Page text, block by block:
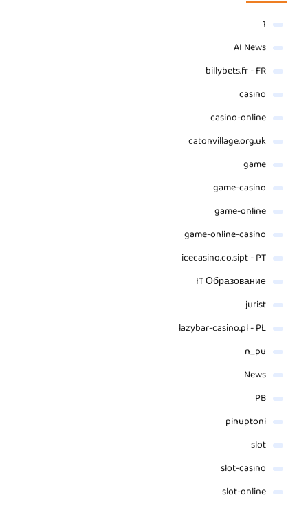
1
AI News
billybets.fr - FR
casino
casino-online
catonvillage.org.uk
game
game-casino
game-online
game-online-casino
icecasino.co.sipt - PT
IT Образование
jurist
lazybar-casino.pl - PL
n_pu
News
PB
pinuptoni
slot
slot-casino
slot-online